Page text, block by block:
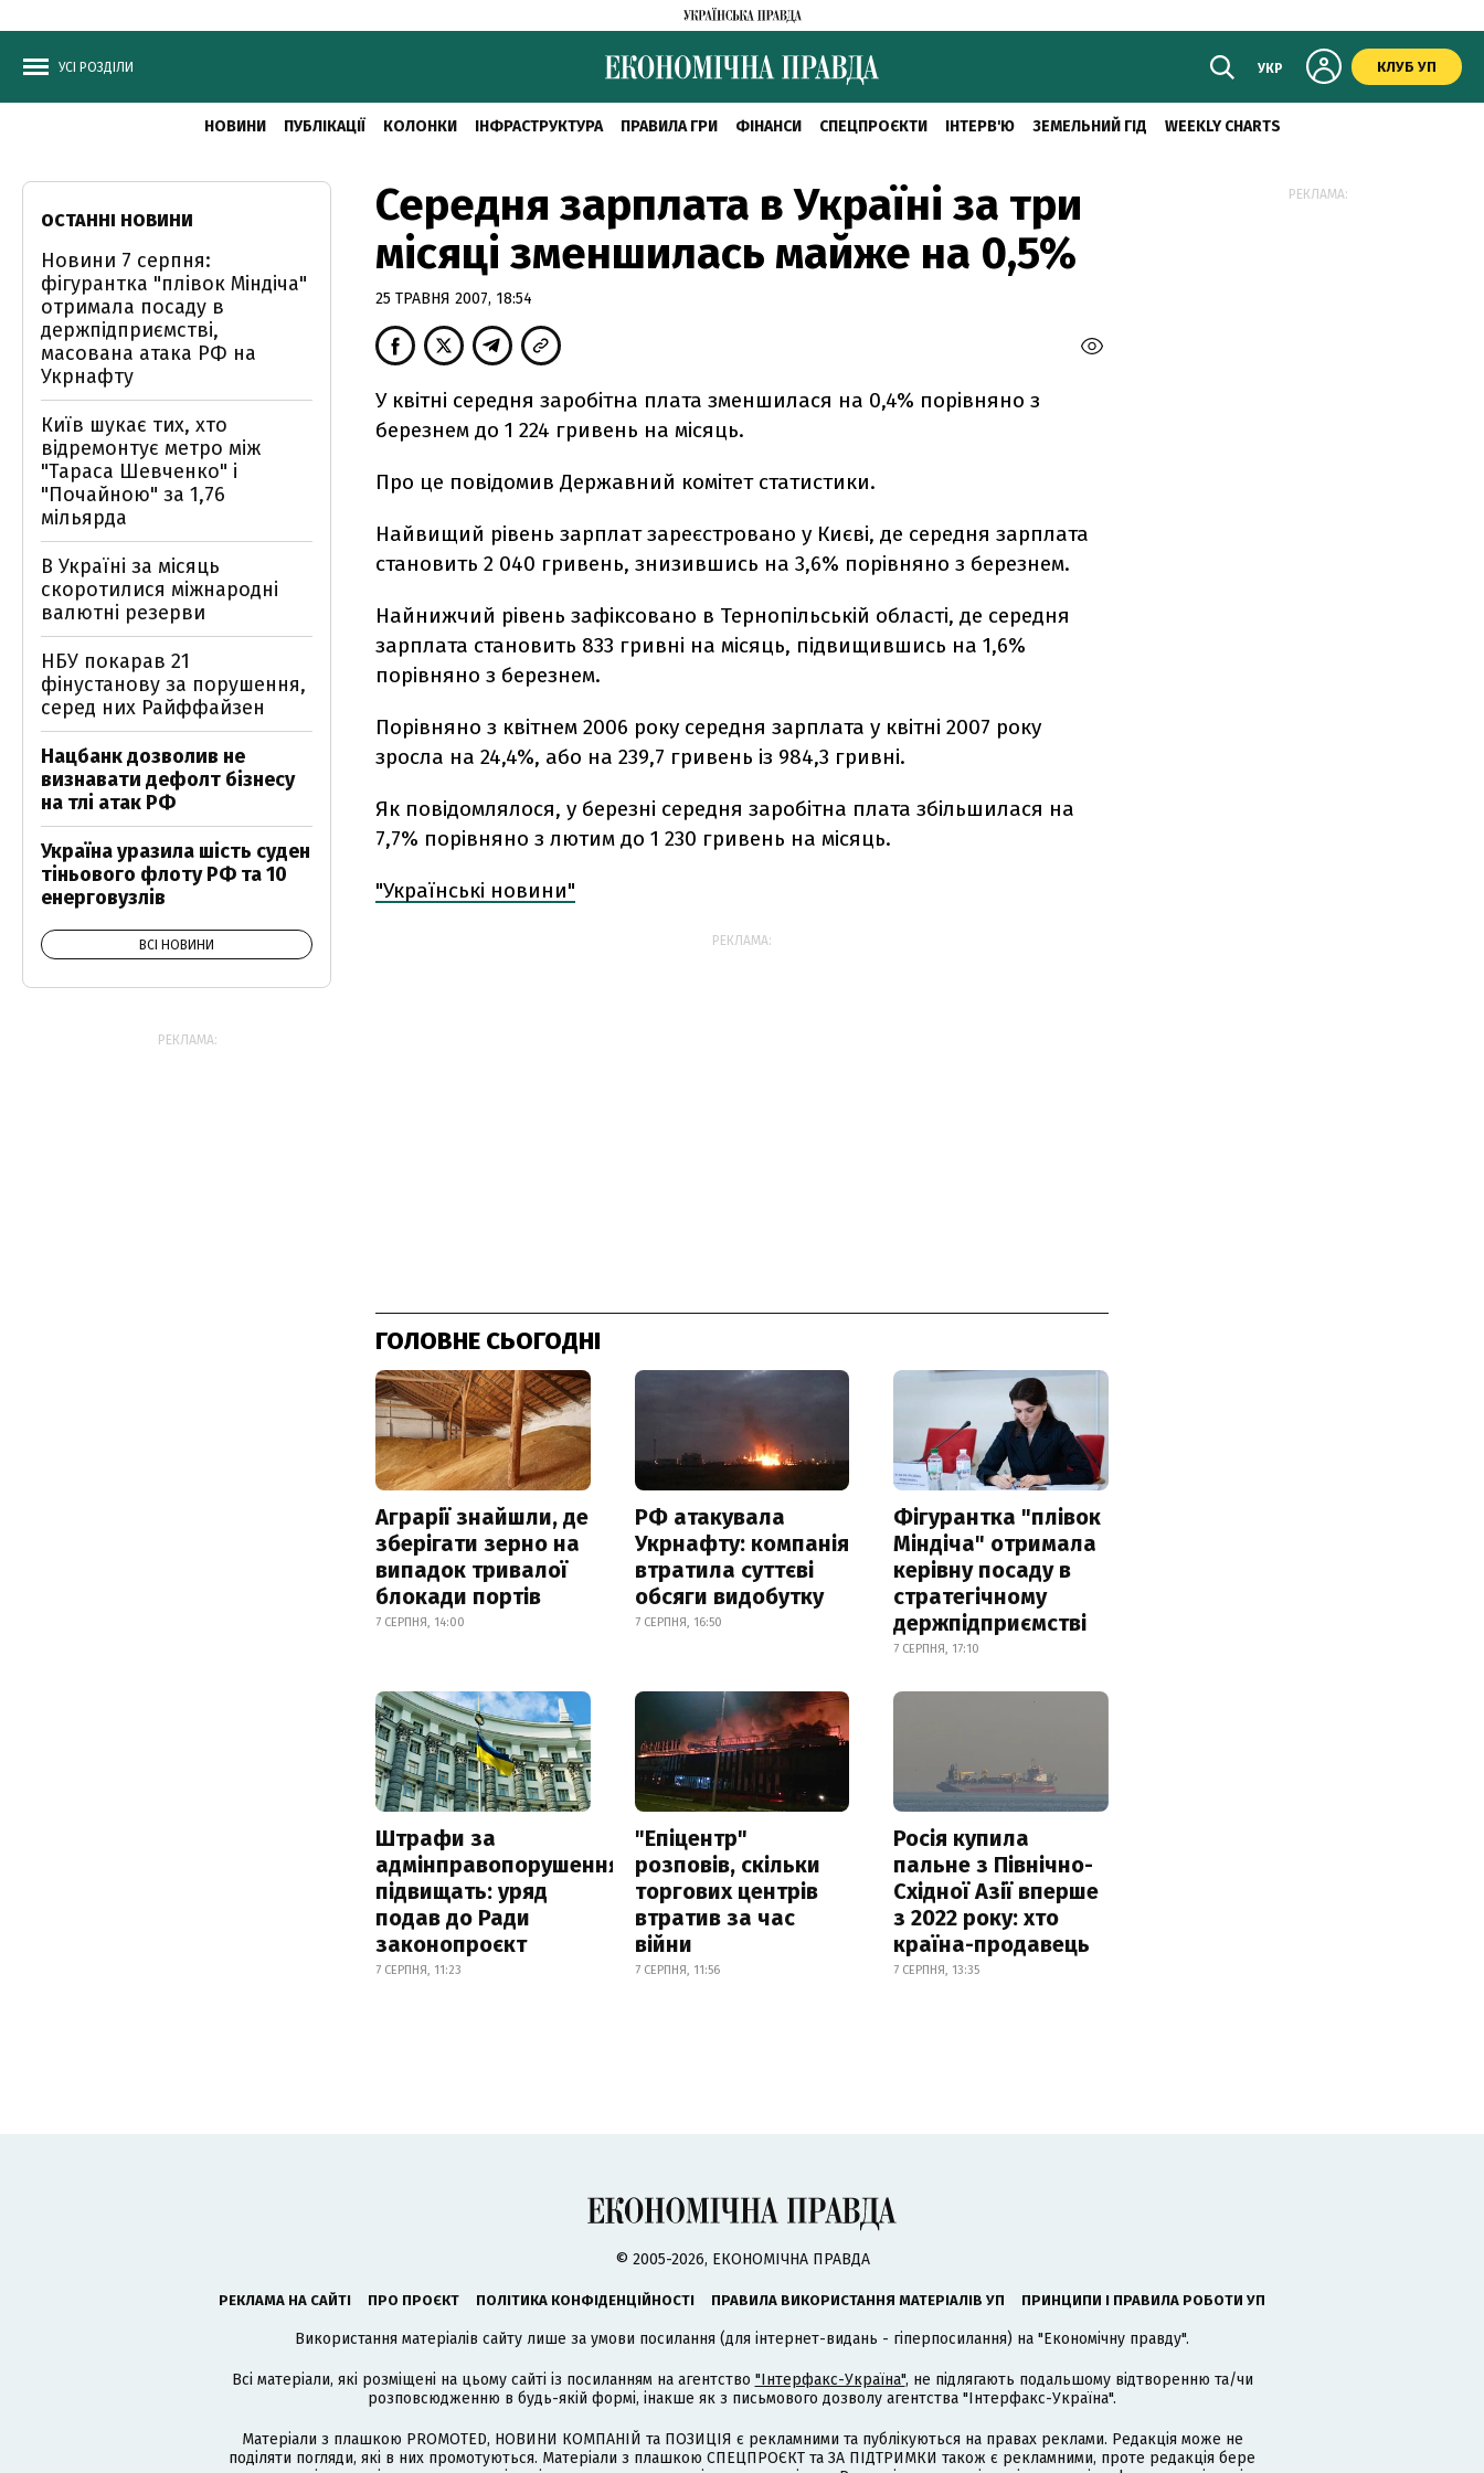
УСІ РОЗДІЛИ УКР КЛУБ УП
НОВИНИ ПУБЛІКАЦІЇ КОЛОНКИ ІНФРАСТРУКТУРА ПРАВИЛА ГРИ ФІНАНСИ СПЕЦПРОЄКТИ ІНТЕРВ'Ю ЗЕМЕЛЬНИЙ ГІД WEEKLY CHARTS
Середня зарплата в Україні за три
місяці зменшилась майже на 0,5%
25 ТРАВНЯ 2007, 18:54
У квітні середня заробітна плата зменшилася на 0,4% порівняно з
березнем до 1 224 гривень на місяць.
Про це повідомив Державний комітет статистики.
Найвищий рівень зарплат зареєстровано у Києві, де середня зарплата
становить 2 040 гривень, знизившись на 3,6% порівняно з березнем.
Найнижчий рівень зафіксовано в Тернопільській області, де середня
зарплата становить 833 гривні на місяць, підвищившись на 1,6%
порівняно з березнем.
Порівняно з квітнем 2006 року середня зарплата у квітні 2007 року
зросла на 24,4%, або на 239,7 гривень із 984,3 гривні.
Як повідомлялося, у березні середня заробітна плата збільшилася на
7,7% порівняно з лютим до 1 230 гривень на місяць.
"Українські новини"
РЕКЛАМА:
ГОЛОВНЕ СЬОГОДНІ
Аграрії знайшли, де
зберігати зерно на
випадок тривалої
блокади портів
7 СЕРПНЯ, 14:00
РФ атакувала
Укрнафту: компанія
втратила суттєві
обсяги видобутку
7 СЕРПНЯ, 16:50
Фігурантка "плівок
Міндіча" отримала
керівну посаду в
стратегічному
держпідприємстві
7 СЕРПНЯ, 17:10
Штрафи за
адмінправопорушення
підвищать: уряд
подав до Ради
законопроєкт
7 СЕРПНЯ, 11:23
"Епіцентр"
розповів, скільки
торгових центрів
втратив за час
війни
7 СЕРПНЯ, 11:56
Росія купила
пальне з Північно-
Східної Азії вперше
з 2022 року: хто
країна-продавець
7 СЕРПНЯ, 13:35
ОСТАННІ НОВИНИ
Новини 7 серпня:
фігурантка "плівок Міндіча"
отримала посаду в
держпідприємстві,
масована атака РФ на
Укрнафту
Київ шукає тих, хто
відремонтує метро між
"Тараса Шевченко" і
"Почайною" за 1,76
мільярда
В Україні за місяць
скоротилися міжнародні
валютні резерви
НБУ покарав 21
фінустанову за порушення,
серед них Райффайзен
Нацбанк дозволив не
визнавати дефолт бізнесу
на тлі атак РФ
Україна уразила шість суден
тіньового флоту РФ та 10
енерговузлів
ВСІ НОВИНИ
РЕКЛАМА:
РЕКЛАМА:
© 2005-2026, ЕКОНОМІЧНА ПРАВДА
РЕКЛАМА НА САЙТІ ПРО ПРОЄКТ ПОЛІТИКА КОНФІДЕНЦІЙНОСТІ ПРАВИЛА ВИКОРИСТАННЯ МАТЕРІАЛІВ УП ПРИНЦИПИ І ПРАВИЛА РОБОТИ УП
Використання матеріалів сайту лише за умови посилання (для інтернет-видань - гіперпосилання) на "Економічну правду".
Всі матеріали, які розміщені на цьому сайті із посиланням на агентство "Інтерфакс-Україна", не підлягають подальшому відтворенню та/чи
розповсюдженню в будь-якій формі, інакше як з письмового дозволу агентства "Інтерфакс-Україна".
Матеріали з плашкою PROMOTED, НОВИНИ КОМПАНІЙ та ПОЗИЦІЯ є рекламними та публікуються на правах реклами. Редакція може не
поділяти погляди, які в них промотуються. Матеріали з плашкою СПЕЦПРОЄКТ та ЗА ПІДТРИМКИ також є рекламними, проте редакція бере